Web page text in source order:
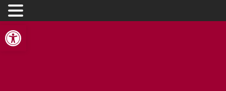
Open toolbar